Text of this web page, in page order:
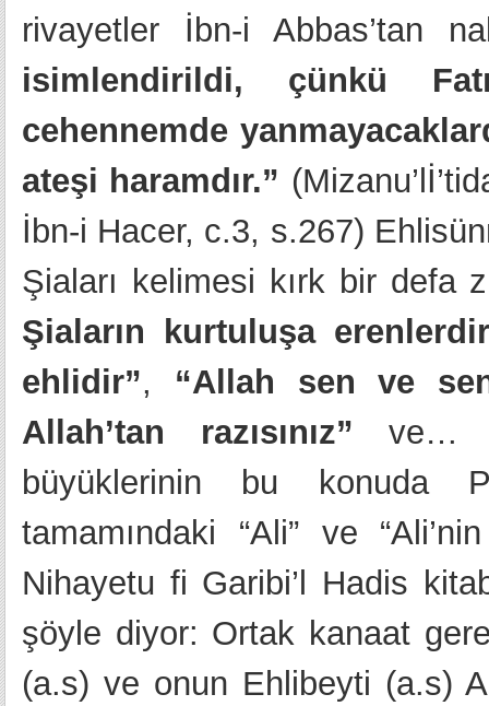
rivayetler İbn-i Abbas’tan
isimlendirildi, çünkü
cehennemde
ateşi haramdır.”
İbn-i Hacer, c.3, s.267)
Şiaları kelimesi kırk bir defa
Şiaların kurtuluşa
ehlidir”, “Allah sen ve
Allah’tan razısınız” ve…
büyüklerinin bu konuda
tamamındaki “Ali” ve
Nihayetu fi Garibi’l Hadis
şöyle diyor: Ortak kanaat
(a.s) ve onun Ehlibeyti (a.s)